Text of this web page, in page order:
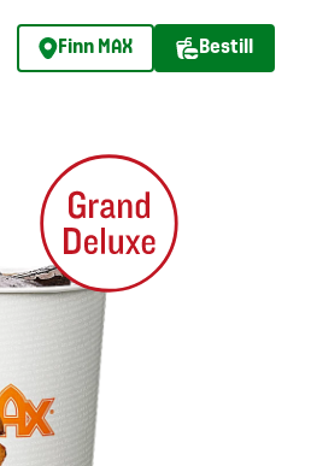
Finn MAX Bestill